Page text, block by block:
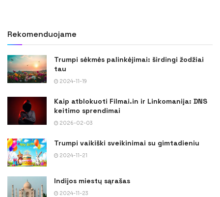
Rekomenduojame
Trumpi sėkmės palinkėjimai: širdingi žodžiai
tau
2024-11-19
Kaip atblokuoti Filmai.in ir Linkomanija: DNS
keitimo sprendimai
2026-02-03
Trumpi vaikiški sveikinimai su gimtadieniu
2024-11-21
Indijos miestų sąrašas
2024-11-23